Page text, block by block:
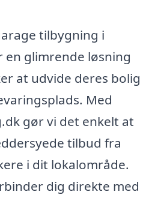
tilbygning i
en glimrende løsning
at udvide deres bolig
Med
gør vi det enkelt at
tilbud fra
i dit lokalområde.
dig direkte med